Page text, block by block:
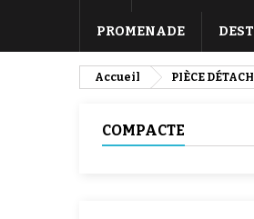
PROMENADE
Accueil PIÈCE
COMPACTE